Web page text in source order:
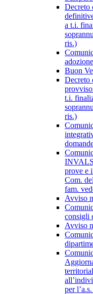
Decreto
a t.i.
ris.)
Buon
Decreto
t.i.
ris.)
prove e
Com.
fam.
Avviso
consigli
Avviso
per